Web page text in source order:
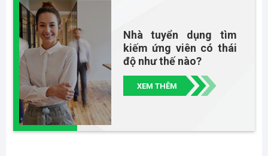
Nhà tuyển dụng tìm
kiếm ứng viên có thái
độ như thế nào?
XEM THÊM